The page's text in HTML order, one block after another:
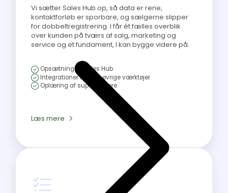
Vi sætter Sales Hub op, så data er rene,
kontaktforløb er sporbare, og sælgerne slipper
for dobbeltregistrering. I får ét fælles overblik
over kunden på tværs af salg, marketing og
service og et fundament, I kan bygge videre på.
Opsætning af Sales Hub
Integrationer til jeres øvrige værktøjer
Oplæring af superbrugere
Læs mere